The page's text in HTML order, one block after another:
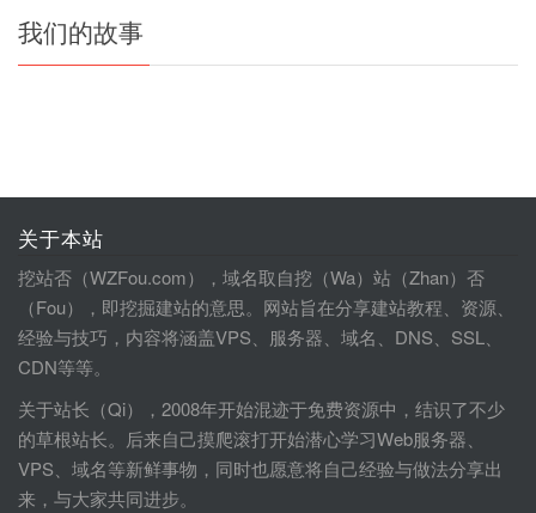
我们的故事
关于本站
挖站否（WZFou.com），域名取自挖（Wa）站（Zhan）否
（Fou），即挖掘建站的意思。网站旨在分享建站教程、资源、
经验与技巧，内容将涵盖VPS、服务器、域名、DNS、SSL、
CDN等等。
关于站长（Qi），2008年开始混迹于免费资源中，结识了不少
的草根站长。后来自己摸爬滚打开始潜心学习Web服务器、
VPS、域名等新鲜事物，同时也愿意将自己经验与做法分享出
来，与大家共同进步。